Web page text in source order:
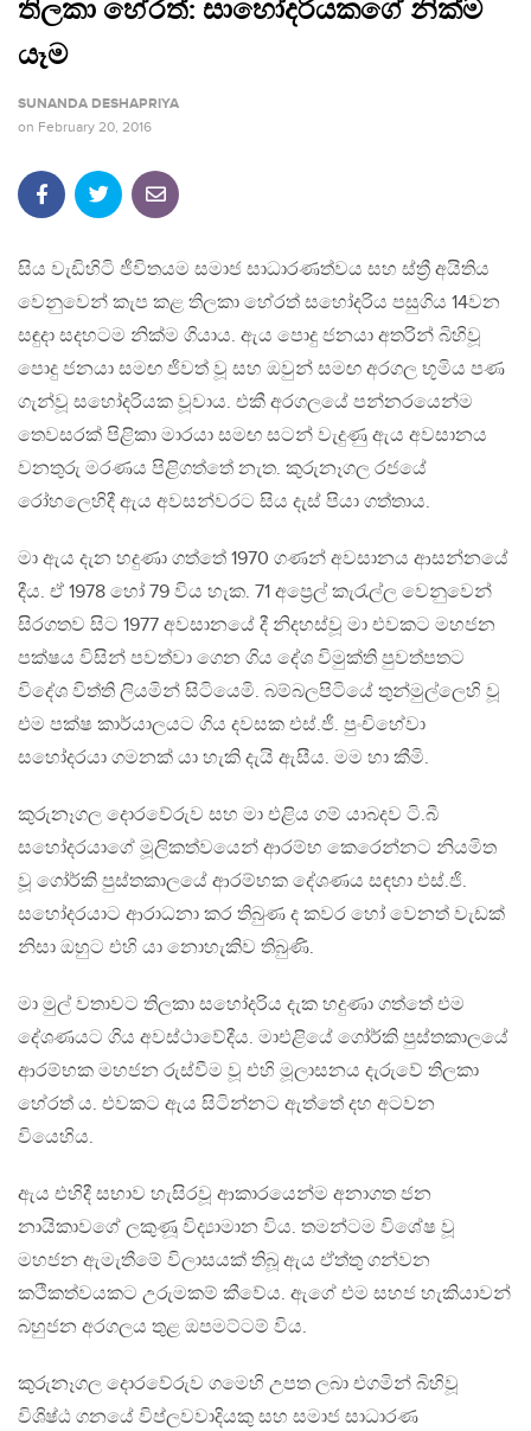
තිලකා හේරත්: සාහෝදරියකගේ නික්ම
යෑම
SUNANDA DESHAPRIYA
on February 20, 2016
සිය වැඩිහිටි ජීවිතයම සමාජ සාධාරණත්වය සහ ස්ත්‍රී අයිතිය
වෙනුවෙන් කැප කළ තිලකා හේරත් සහෝදරිය පසුගිය 14වන
සඳුදා සදහටම නික්ම ගියාය. ඇය පොදු ජනයා අතරින් බිහිවූ
පොදු ජනයා සමඟ ජිවත් වූ සහ ඔවුන් සමඟ අරගල භූමිය පණ
ගැන්වූ සහෝදරියක වූවාය. එකී අරගලයේ පන්නරයෙන්ම
තෙවසරක් පිළිකා මාරයා සමඟ සටන් වැදුණු ඇය අවසානය
වනතුරු මරණය පිළිගත්තේ නැත. කුරුනෑගල රජයේ
රෝහලෙහිදී ඇය අවසන්වරට සිය දැස් පියා ගත්තාය.
මා ඇය දැන හදුණා ගත්තේ 1970 ගණන් අවසානය ආසන්නයේ
දීය. ඒ 1978 හෝ 79 විය හැක. 71 අප්‍රෙල් කැරැල්ල වෙනුවෙන්
සිරගතව සිට 1977 අවසානයේ දී නිදහස්වූ මා එවකට මහජන
පක්‍‍‍‍‍‍‍‍ෂය විසින් පවත්වා ගෙන ගිය දේ‍‍‍ශ විමුක්ති පුවත්පතට
විදේශ විත්ති ලියමින් සිටියෙමි. බම්බලපිටියේ තුන්මුල්ලෙහි වූ
එම පක්ෂ කාර්යාලයට ගිය දවසක එස්.ජී. පුංචිහේවා
සහෝදරයා ගමනක් යා හැකි දැයි ඇසීය. මම හා කීමි.
කුරුනෑගල දොරවේරුව සහ මා එළිය ගම් යාබදව ටි.බී
සහෝදරයාගේ මූලිකත්වයෙන් ආරම්භ කෙරෙන්නට නියමිත
වූ ගෝර්කි පුස්තකාලයේ ආරම්භක දේශණය සඳහා එස්.ජි.
සහෝදරයාට ආරාධනා කර තිබුණ ද කවර හෝ වෙනත් වැඩක්
නිසා ඔහුට එහි යා නොහැකිව තිබුණි.
මා මුල් වතාවට තිලකා සහෝදරිය දැක හදුණා ගත්තේ එම
දේශණයට ගිය අවස්ථාවේදීය. මාඑළියේ ගෝර්කි පුස්තකාලයේ
ආරම්භක මහජන රුස්වීම වූ එහි මූලාසනය දැරුවේ තිලකා
හේරත් ය. එවකට ඇය සිටින්නට ඇත්තේ දහ අටවන
වියෙහිය.
ඇය එහිදී සභාව හැසිරවූ ආකාරයෙන්ම අනාගත ජන
නායිකාවගේ ලකුණූ විද්‍යාමාන විය. තමන්ටම විශේෂ වූ
මහජන ඇමැතීමේ විලාසයක් තිබූ ඇය ඒත්තු ගන්වන
කථිකත්වයකට උරුමකම් කීවේය. ඇගේ එම සහජ හැකියාවන්
බහුජන අරගලය තුළ ඔපමට්ටම් විය.
කුරුනෑගල දොරවේරුව ගමෙහි උපත ලබා එගමින් බිහිවූ
විශිෂ්ඨ ගනයේ විප්ලවවාදියකු සහ සමාජ සාධාරණ